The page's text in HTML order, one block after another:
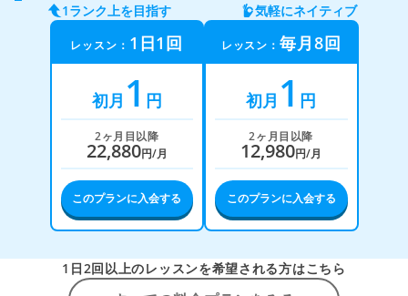
1ランク上を目指す 気軽にネイティブ
レッスン： 1日1回
初月 1 円
2ヶ月目以降
22,880円/月
このプランに入会する
レッスン：毎月8回
初月 1 円
2ヶ月目以降
12,980円/月
このプランに入会する
1日2回以上のレッスンを希望される方はこちら